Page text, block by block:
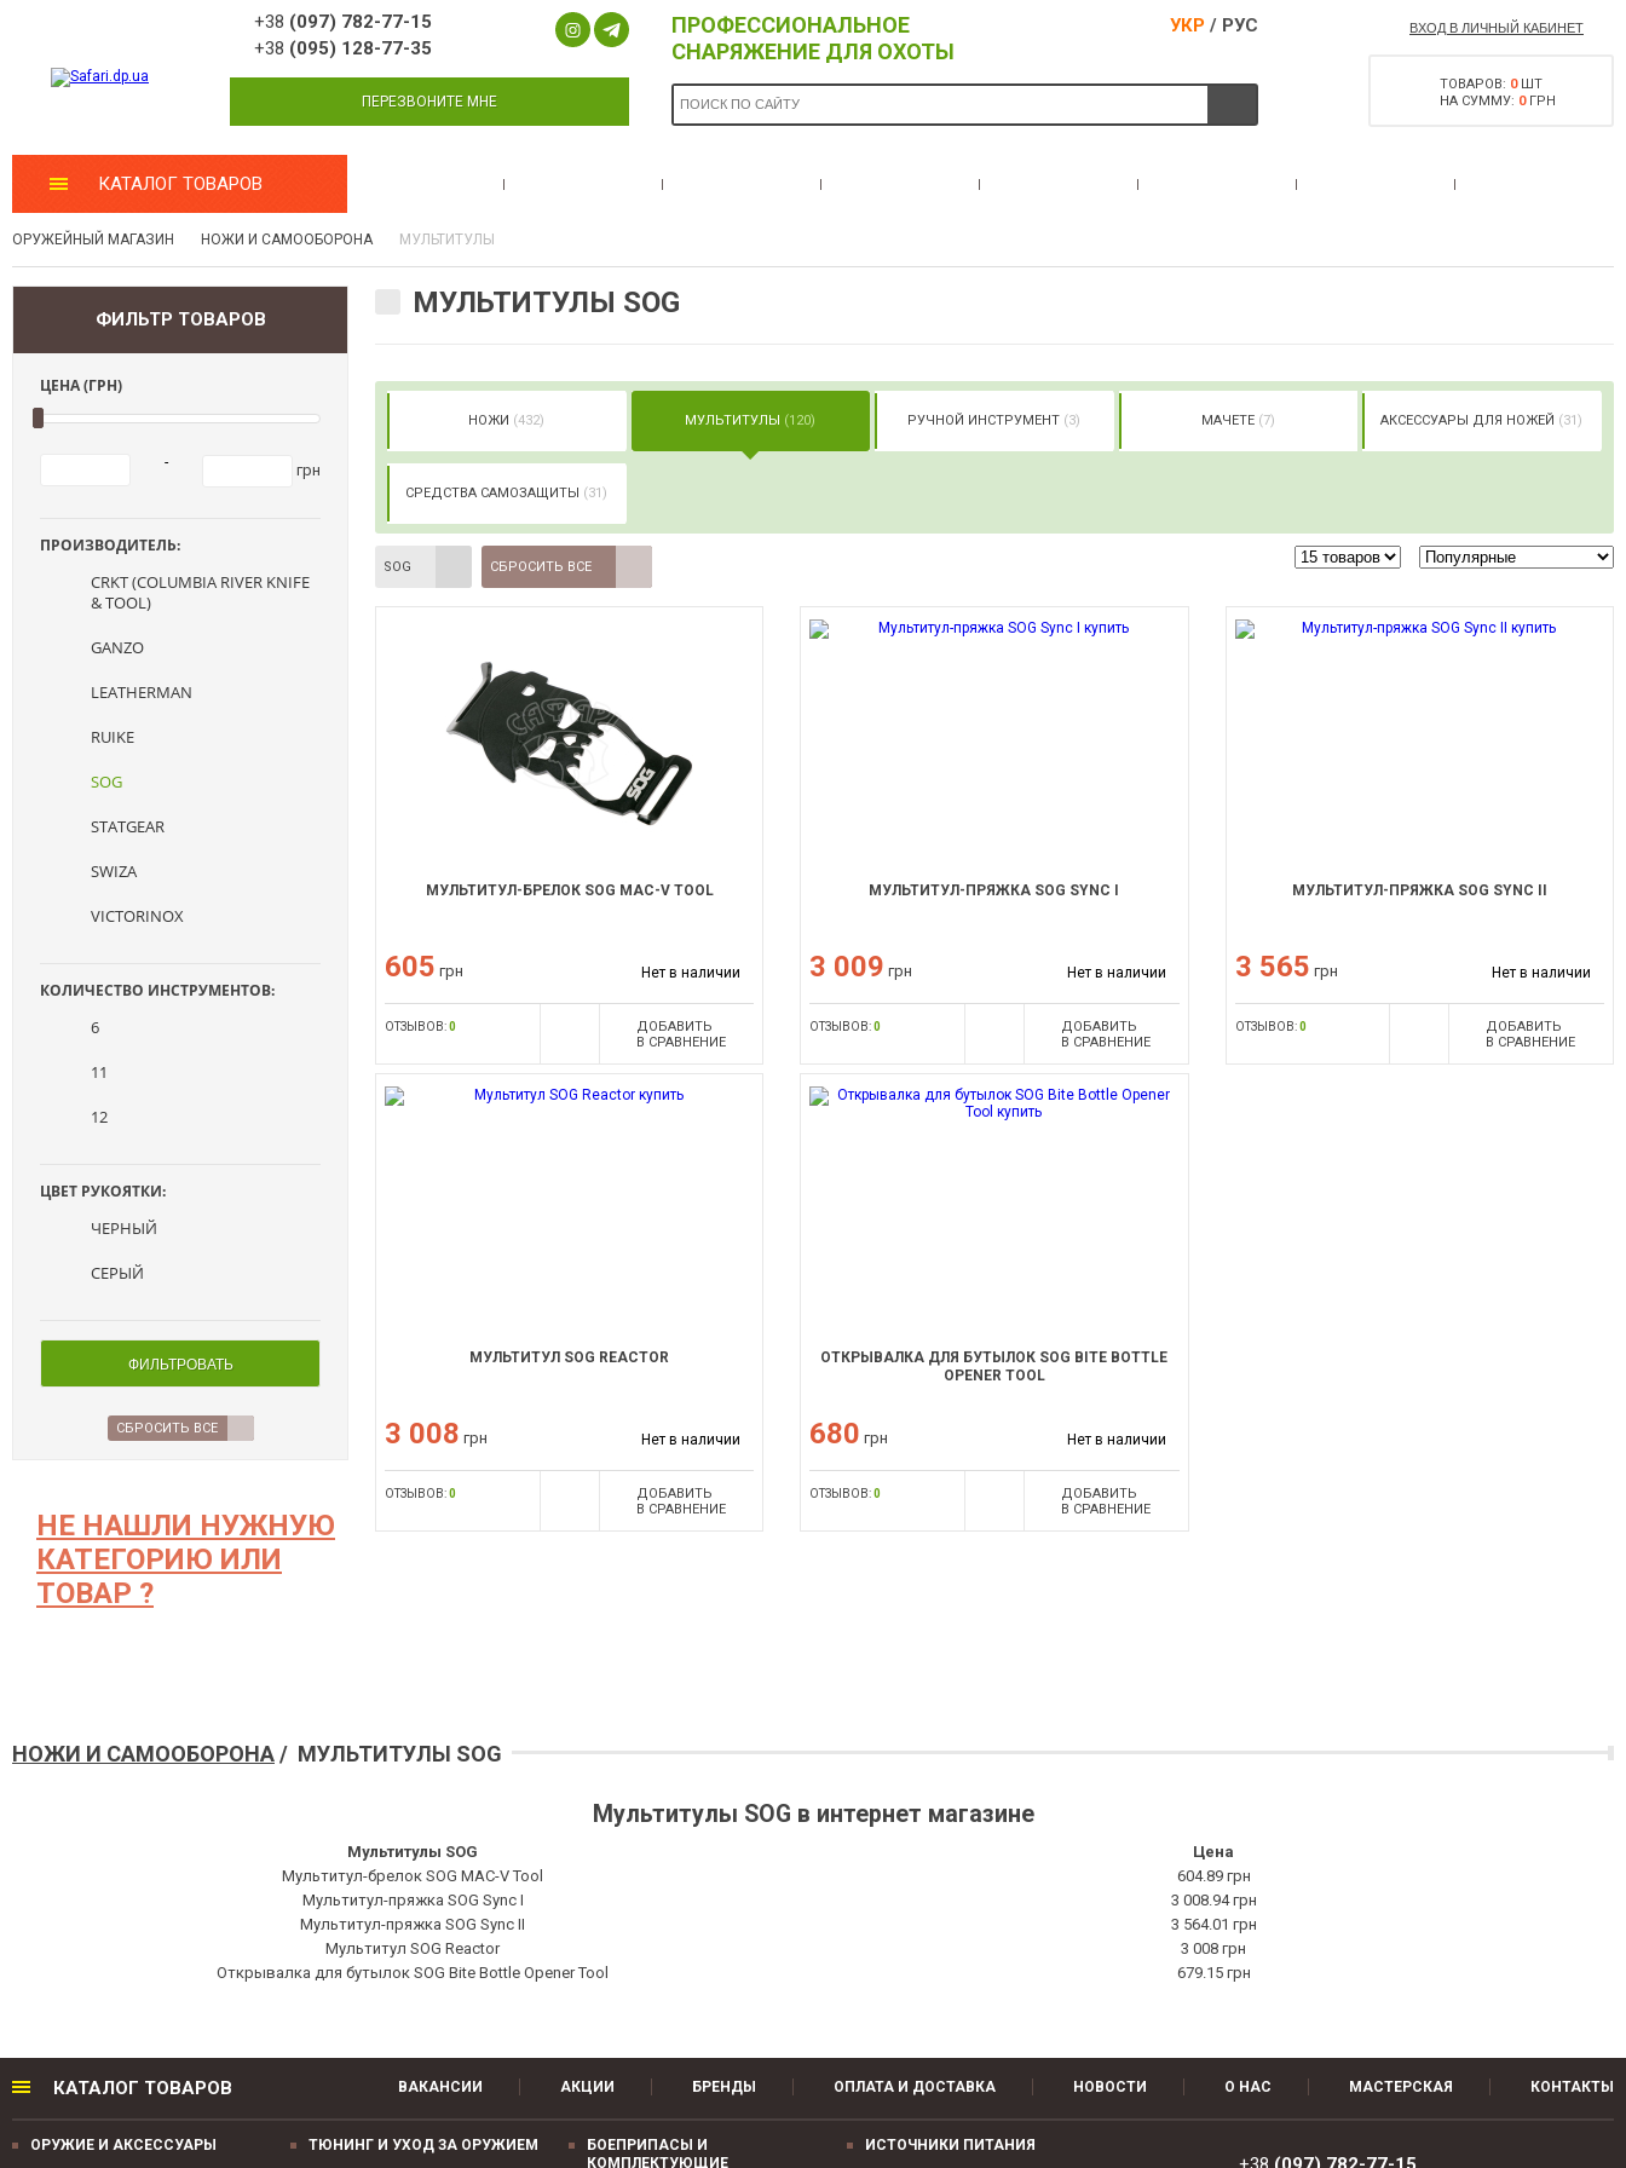
+38 (097) 782-77-15
+38 (095) 128-77-35
ПЕРЕЗВОНИТЕ МНЕ
ПРОФЕССИОНАЛЬНОЕ
СНАРЯЖЕНИЕ ДЛЯ ОХОТЫ
УКР / РУС ВХОД В ЛИЧНЫЙ КАБИНЕТ
ТОВАРОВ: 0ШТ
НА СУММУ: 0ГРН
КАТАЛОГ ТОВАРОВ
ОРУЖЕЙНЫЙ МАГАЗИН НОЖИ И САМООБОРОНА МУЛЬТИТУЛЫ
ФИЛЬТР ТОВАРОВ
ЦЕНА (ГРН)
- грн
ПРОИЗВОДИТЕЛЬ:
CRKT (COLUMBIA RIVER KNIFE
& TOOL)
GANZO
LEATHERMAN
RUIKE
SOG
STATGEAR
SWIZA
VICTORINOX
КОЛИЧЕСТВО ИНСТРУМЕНТОВ:
6
11
12
ЦВЕТ РУКОЯТКИ:
ЧЕРНЫЙ
СЕРЫЙ
ФИЛЬТРОВАТЬ
СБРОСИТЬ ВСЕ
НЕ НАШЛИ НУЖНУЮ
КАТЕГОРИЮ ИЛИ
ТОВАР ?
МУЛЬТИТУЛЫ SOG
НОЖИ (432) МУЛЬТИТУЛЫ (120) РУЧНОЙ ИНСТРУМЕНТ (3) МАЧЕТЕ (7) АКСЕССУАРЫ ДЛЯ НОЖЕЙ (31)
СРЕДСТВА САМОЗАЩИТЫ (31)
SOG СБРОСИТЬ ВСЕ
МУЛЬТИТУЛ-БРЕЛОК SOG MAC-V TOOL
605 грн Нет в наличии
ОТЗЫВОВ:0
ДОБАВИТЬ
В СРАВНЕНИЕ
МУЛЬТИТУЛ-ПРЯЖКА SOG SYNC I
3 009 грн Нет в наличии
ОТЗЫВОВ:0
ДОБАВИТЬ
В СРАВНЕНИЕ
МУЛЬТИТУЛ-ПРЯЖКА SOG SYNC II
3 565 грн Нет в наличии
ОТЗЫВОВ:0
ДОБАВИТЬ
В СРАВНЕНИЕ
МУЛЬТИТУЛ SOG REACTOR
3 008 грн Нет в наличии
ОТЗЫВОВ:0
ДОБАВИТЬ
В СРАВНЕНИЕ
ОТКРЫВАЛКА ДЛЯ БУТЫЛОК SOG BITE BOTTLE
OPENER TOOL
680 грн Нет в наличии
ОТЗЫВОВ:0
ДОБАВИТЬ
В СРАВНЕНИЕ
НОЖИ И САМООБОРОНА/ МУЛЬТИТУЛЫ SOG
Мультитулы SOG в интернет магазине
Мультитулы SOG
Цена
Мультитул-брелок SOG MAC-V Tool
604.89 грн
Мультитул-пряжка SOG Sync I
3 008.94 грн
Мультитул-пряжка SOG Sync II
3 564.01 грн
Мультитул SOG Reactor
3 008 грн
Открывалка для бутылок SOG Bite Bottle Opener Tool
679.15 грн
КАТАЛОГ ТОВАРОВ ВАКАНСИИ АКЦИИ БРЕНДЫ ОПЛАТА И ДОСТАВКА НОВОСТИ О НАС МАСТЕРСКАЯ КОНТАКТЫ
ОРУЖИЕ И АКСЕССУАРЫ ТЮНИНГ И УХОД ЗА ОРУЖИЕМ
БОЕПРИПАСЫ И
КОМПЛЕКТУЮЩИЕ
ИСТОЧНИКИ ПИТАНИЯ